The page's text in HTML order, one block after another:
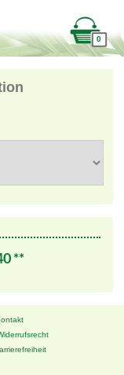
0
­**